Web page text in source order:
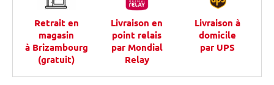
Retrait en
magasin
à Brizambourg
(gratuit)
Livraison en
point relais
par Mondial
Relay
Livraison à
domicile
par UPS